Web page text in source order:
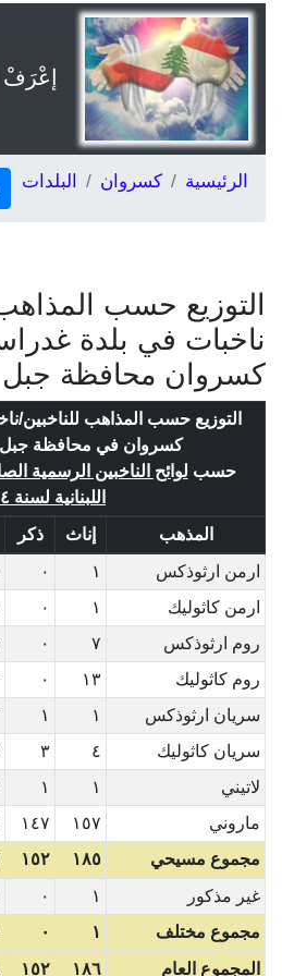
إعْرَفْ
الرئيسية كسروان البلدات
التوزيع حسب
ناخبات في بلدة
كسروان محافظة جبل
التوزيع حسب المذاهب للناخبين/
كسروان في محافظة جبل
حسب لوائح الناخبين الرسمية
اللبنانية لسنة ٢٠١٤
المذهب
إناث ذكر
ارمن ارثوذكس
١ ٠
ارمن كاثوليك ١ ٠
روم ارثوذكس ٧ ٠
روم كاثوليك ١٣ ٠
سريان ارثوذكس ١ ١
سريان كاثوليك ٤ ٣
لاتيني ١ ١
ماروني ١٥٧ ١٤٧
مجموع مسيحي ١٨٥ ١٥٢
غير مذكور ١ ٠
مجموع مختلف ١ ٠
المجموع العام ١٨٦ ١٥٢